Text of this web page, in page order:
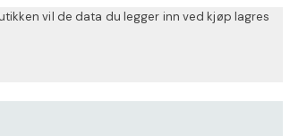
vil de data du legger inn ved kjøp lagres